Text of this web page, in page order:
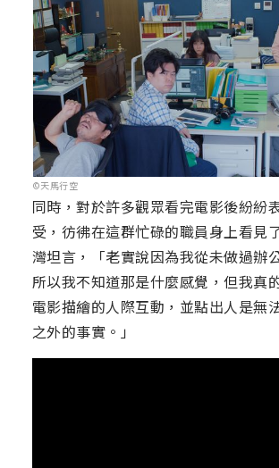
©天馬行空
同時，對於許多觀眾看完電影後紛紛
受，彷彿在這群忙碌的職員身上看見
灣坦言，「老實說因為我從未做過辦
所以我不知道那是什麼感覺，但我真
電影描繪的人際互動，並點出人是無
之外的事實。」